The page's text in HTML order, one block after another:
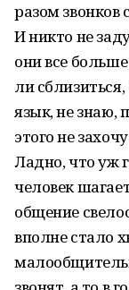
разом звонков
И никто не
они все
ли
язык, не знаю,
этого не
Ладно, что уж
человек
общение
вполне стало